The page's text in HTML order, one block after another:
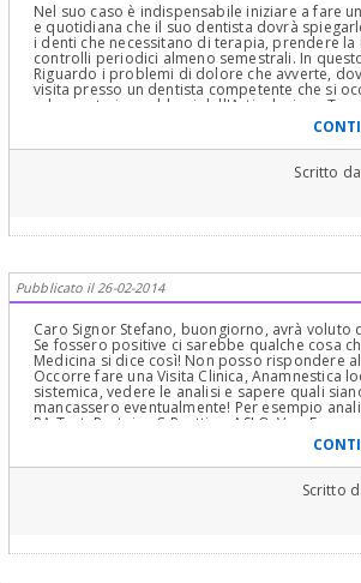
Nel suo caso è indispensabile iniziare a fare
e quotidiana che il suo dentista dovrà
i denti che necessitano di terapia, prendere
controlli periodici almeno semestrali. In
Riguardo i problemi di dolore che avverte,
visita presso un dentista competente che si
ed esperto in problemi dell'Articolazione
se è presente, come sembrerebbe, un
Scritto
Pubblicato il 26-02-2014
Caro Signor Stefano, buongiorno, avrà voluto
Se fossero positive ci sarebbe qualche cosa
Medicina si dice così! Non posso rispondere
Occorre fare una Visita Clinica, Anamnestica
sistemica, vedere le analisi e sapere quali
mancassero eventualmente! Per esempio
RA Test, Proteina C Reattiva, ASLO, Ves,
come prime analisi base! Sono state fatte
una Sindrome, ossia un insieme di sintomi
legati o no! Non solo ma sappia che esistono
malattie focali a distanza di organi importanti
Fucus di partenza "in cavità dell'organismo
l'esterno", in questo caso le Tasche
Scritto